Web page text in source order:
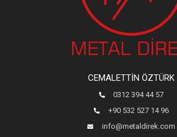
CEMALETTIN ÖZTÜRK
0312 394 44 57
+90 532 527 14 96
info@metaldirek.com